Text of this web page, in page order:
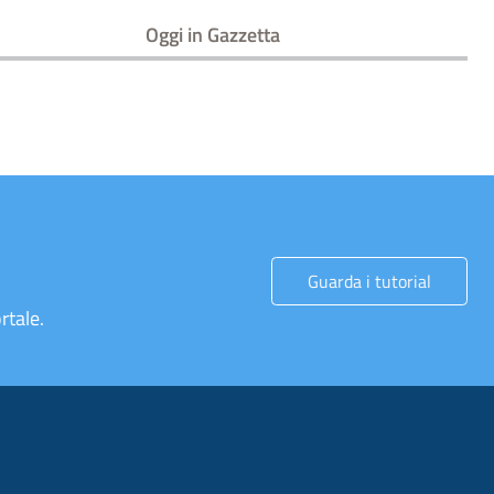
Oggi in Gazzetta
Guarda i tutorial